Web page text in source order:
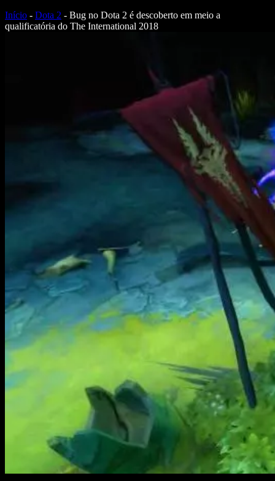
Início - Dota 2 - Bug no Dota 2 é descoberto em meio a
qualificatória do The International 2018